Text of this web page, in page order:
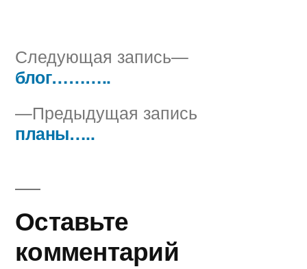
Навигация
по
записям
Предыдущая запись
планы…..
Следующая запись
Следующая
блог………..
Оставьте
комментарий